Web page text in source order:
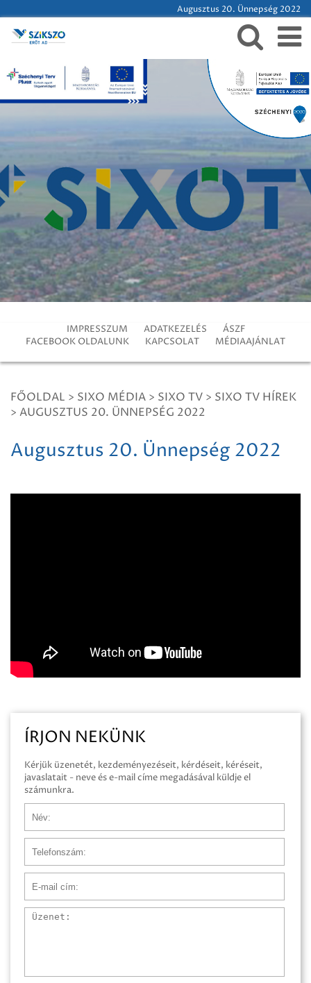
Augusztus 20. Ünnepség 2022
IMPRESSZUM ADATKEZELÉS
ÁSZF
FACEBOOK OLDALUNK
KAPCSOLAT MÉDIAAJÁNLAT
FŐOLDAL > SIXO MÉDIA > SIXO TV > SIXO TV HÍREK
> AUGUSZTUS 20. ÜNNEPSÉG 2022
Augusztus 20. Ünnepség 2022
ÍRJON NEKÜNK
Kérjük üzenetét, kezdeményezéseit, kérdéseit, kéréseit,
javaslatait - neve és e-mail címe megadásával küldje el
számunkra.
Üzenet